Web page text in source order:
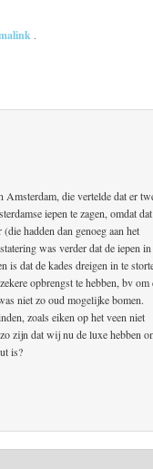
.
Amsterdam, die vertelde dat er
iepen te zagen, omdat dat
hadden dan genoeg aan het
was verder dat de iepen in
is dat de kades dreigen in te
opbrengst te hebben, bv om
niet zo oud mogelijke bomen.
zoals eiken op het veen niet
zijn dat wij nu de luxe hebben
is?